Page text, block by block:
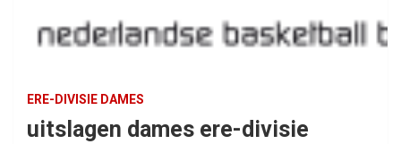
ERE-DIVISIE DAMES
uitslagen dames ere-divisie